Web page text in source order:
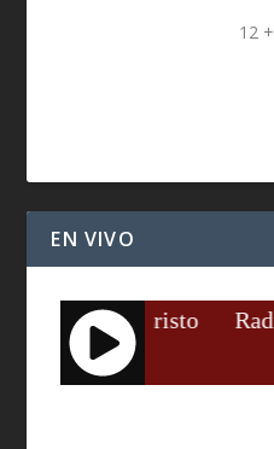
12
EN VIVO